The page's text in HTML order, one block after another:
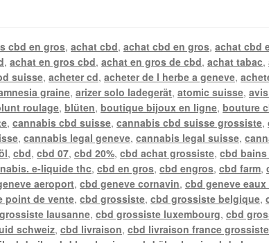
cbd en gros,achat cbd,achat cbd en gros,achat cbd
,achat en gros cbd,achat en gros de cbd,achat tabac,
suisse,acheter cd,acheter de l herbe a geneve,
graine,arizer solo ladegerät,atomic suisse,
roulage,blüten,boutique bijoux en ligne,bouture
,cannabis cbd suisse,cannabis cbd suisse grossiste,
,cannabis legal geneve,cannabis legal suisse,
,cbd,cbd 07,cbd 20%,cbd achat grossiste,cbd
e-liquide thc,cbd en gros,cbd engros,cbd farm,
aeroport,cbd geneve cornavin,cbd geneve
point de vente,cbd grossiste,cbd grossiste belgique,
lausanne,cbd grossiste luxembourg,cbd
schweiz,cbd livraison,cbd livraison france grossiste